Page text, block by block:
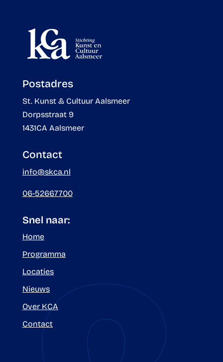
Postadres
St. Kunst & Cultuur Aalsmeer
Dorpsstraat 9
1431CA Aalsmeer
Contact
info@skca.nl
06-52667700
Snel naar:
Home
Programma
Locaties
Nieuws
Over KCA
Contact